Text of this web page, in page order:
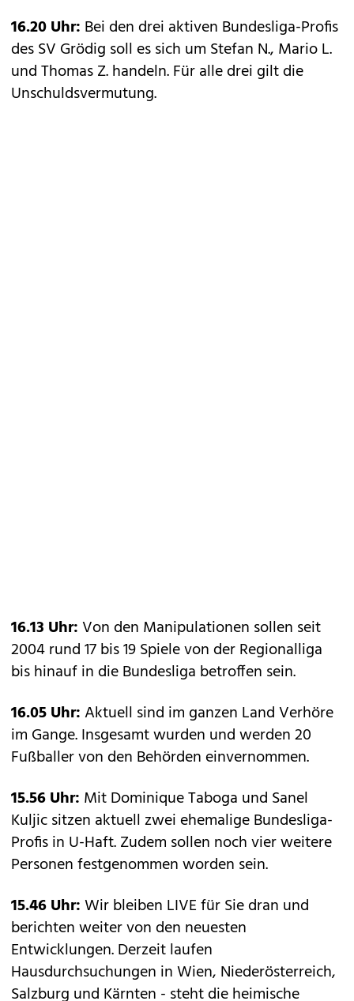
16.20 Uhr: Bei den drei aktiven Bundesliga-Profis
des SV Grödig soll es sich um Stefan N., Mario L.
und Thomas Z. handeln. Für alle drei gilt die
Unschuldsvermutung.
16.13 Uhr:Von den Manipulationen sollen seit
2004 rund 17 bis 19 Spiele von der Regionalliga
bis hinauf in die Bundesliga betroffen sein.
16.05 Uhr:Aktuell sind im ganzen Land Verhöre
im Gange. Insgesamt wurden und werden 20
Fußballer von den Behörden einvernommen.
15.56 Uhr: Mit Dominique Taboga und Sanel
Kuljic sitzen aktuell zwei ehemalige Bundesliga-
Profis in U-Haft. Zudem sollen noch vier weitere
Personen festgenommen worden sein.
15.46 Uhr:Wir bleiben LIVE für Sie dran und
berichten weiter von den neuesten
Entwicklungen. Derzeit laufen
Hausdurchsuchungen in Wien, Niederösterreich,
Salzburg und Kärnten - steht die heimische